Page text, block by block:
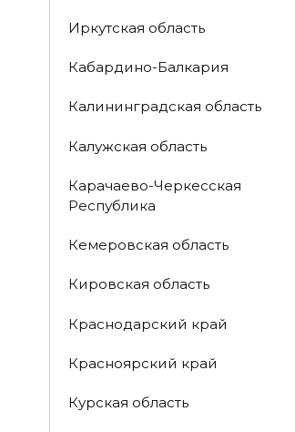
Иркутская область
Кабардино-Балкария
Калининградская область
Калужская область
Карачаево-Черкесская
Республика
Кемеровская область
Кировская область
Краснодарский край
Красноярский край
Курская область